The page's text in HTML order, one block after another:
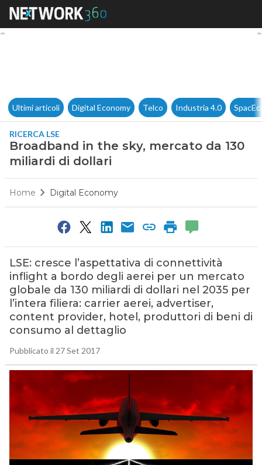
Broadband in the sky,
Ultimi articoli Digital Economy Telco Industria 4.0
RICERCA LSE
Broadband in the sky, mercato da 130
miliardi di dollari
Home Digital Economy
LSE: cresce l’aspettativa di connettività
inflight a bordo degli aerei per un mercato
globale da 130 miliardi di dollari nel 2035 per
l’intera filiera: carrier aerei, advertiser,
content provider, hotel, produttori di beni di
consumo al dettaglio
Pubblicato il 27 Set 2017